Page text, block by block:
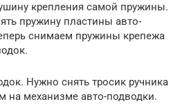
крепления самой пружины.
пружину пластины авто-
снимаем пружины крепежа
Нужно снять тросик ручника
на механизме авто-подводки.